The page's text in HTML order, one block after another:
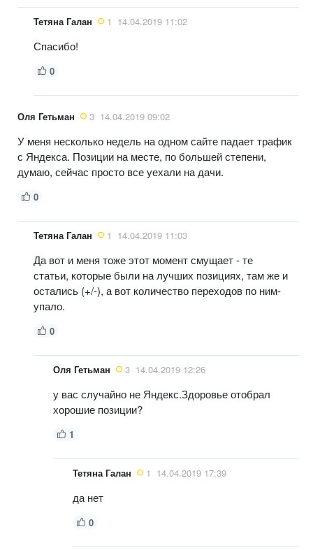
Тетяна Галан 1 14.04.2019 11:02
Спасибо!
0
Оля Гетьман 3 14.04.2019 09:02
У меня несколько недель на одном сайте падает трафик
с Яндекса. Позиции на месте, по большей степени,
думаю, сейчас просто все уехали на дачи.
0
Тетяна Галан 1 14.04.2019 11:03
Да вот и меня тоже этот момент смущает - те
статьи, которые были на лучших позициях, там же и
остались (+/-), а вот количество переходов по ним-
упало.
0
Оля Гетьман 3 14.04.2019 12:26
у вас случайно не Яндекс.Здоровье отобрал
хорошие позиции?
1
Тетяна Галан 1 14.04.2019 17:39
да нет
0